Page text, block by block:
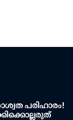
പരിഹാരം!